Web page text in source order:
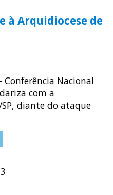
à Arquidiocese de
Conferência Nacional
com a
diante do ataque